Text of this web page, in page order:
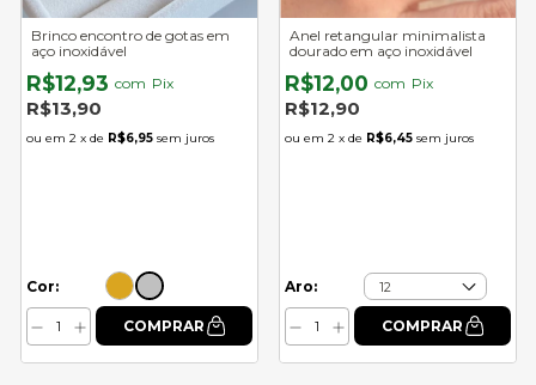
Brinco encontro de gotas em
aço inoxidável
R$12,93 com Pix
R$13,90
2 x de R$6,95 sem juros
Cor:
Anel retangular minimalista
dourado em aço inoxidável
R$12,00 com Pix
R$12,90
2 x de R$6,45 sem juros
Aro: